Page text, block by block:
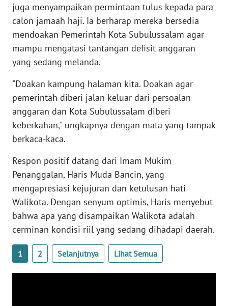
juga menyampaikan permintaan tulus kepada para
calon jamaah haji. Ia berharap mereka bersedia
mendoakan Pemerintah Kota Subulussalam agar
mampu mengatasi tantangan defisit anggaran
yang sedang melanda.
"Doakan kampung halaman kita. Doakan agar
pemerintah diberi jalan keluar dari persoalan
anggaran dan Kota Subulussalam diberi
keberkahan," ungkapnya dengan mata yang tampak
berkaca-kaca.
Respon positif datang dari Imam Mukim
Penanggalan, Haris Muda Bancin, yang
mengapresiasi kejujuran dan ketulusan hati
Walikota. Dengan senyum optimis, Haris menyebut
bahwa apa yang disampaikan Walikota adalah
cerminan kondisi riil yang sedang dihadapi daerah.
1 2 Selanjutnya Lihat Semua
WN
SULTRA
WN
NTB
WN
SULTENG
WN
WN
WN
SUMBAR
WN
SUMSEL
WN